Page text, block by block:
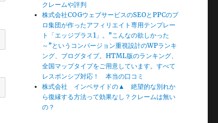
クレームや評判
株式会社COGウェブサービスのSEOとPPCのプ
ロ集団が作ったアフィリエイト専用テンプレー
ト「エッジプラス1」。”こんなの欲しかった
～”というコンバージョン重視設計のWPランキ
ング、ブログタイプ。HTML版のランキング、
全国マップタイプをご用意しています。すべて
レスポンシブ対応！ 本当の口コミ
株式会社 インベサイドの▲ 絶望的な別れか
ら復縁する方法って効果なし？クレームは無い
の？